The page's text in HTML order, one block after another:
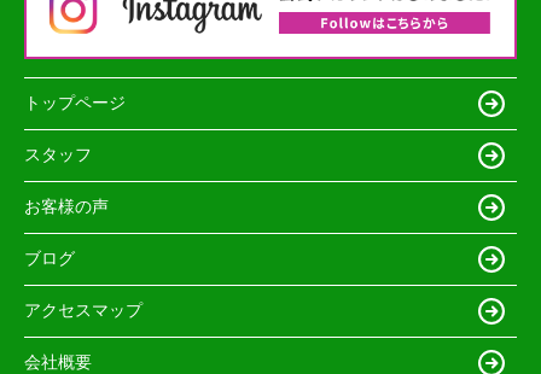
トップページ
スタッフ
お客様の声
ブログ
アクセスマップ
会社概要